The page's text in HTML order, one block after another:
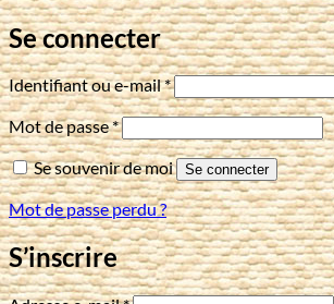
Se connecter
Identifiant ou e-mail*Obligatoire
Mot de passe*Obligatoire
Se souvenir de moi Se connecter
Mot de passe perdu ?
S’inscrire